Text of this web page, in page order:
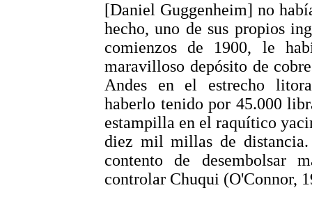
[Daniel Guggenheim] no
hecho, uno de sus propios
comienzos de 1900, le
maravilloso depósito de
Andes en el estrecho
haberlo tenido por 45.000
estampilla en el raquítico
diez mil millas de
contento de desembolsar
controlar Chuqui (O'Connor,